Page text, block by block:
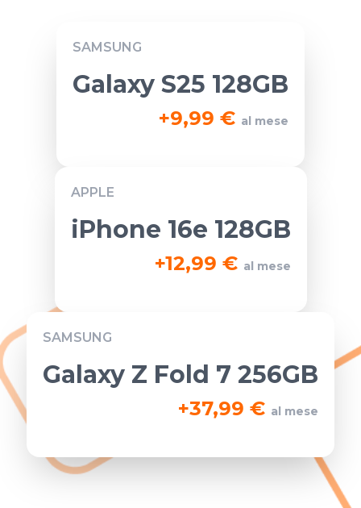
SAMSUNG
Galaxy S25 128GB
+9,99 € al mese
APPLE
iPhone 16e 128GB
+12,99 € al mese
SAMSUNG
Galaxy Z Fold 7 256GB
+37,99 € al mese